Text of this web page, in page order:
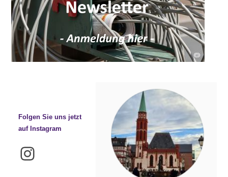
Folgen Sie uns jetzt
auf Instagram
Instagram